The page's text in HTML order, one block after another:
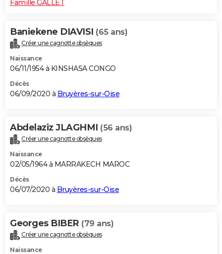
Famille GALLET
Baniekene DIAVISI (65 ans)
Créer une cagnotte obsèques
Naissance
06/11/1954 à KINSHASA CONGO
Décès
06/09/2020 à Bruyères-sur-Oise
Abdelaziz JLAGHMI (56 ans)
Créer une cagnotte obsèques
Naissance
02/05/1964 à MARRAKECH MAROC
Décès
06/07/2020 à Bruyères-sur-Oise
Georges BIBER (79 ans)
Créer une cagnotte obsèques
Naissance